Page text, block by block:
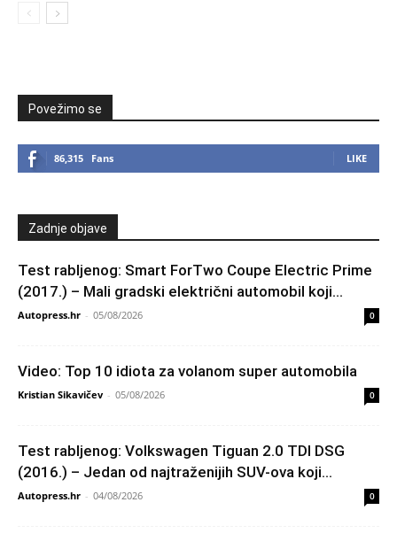
Povežimo se
86,315 Fans LIKE
Zadnje objave
Test rabljenog: Smart ForTwo Coupe Electric Prime
(2017.) – Mali gradski električni automobil koji...
Autopress.hr - 05/08/2026 0
Video: Top 10 idiota za volanom super automobila
Kristian Sikavičev - 05/08/2026 0
Test rabljenog: Volkswagen Tiguan 2.0 TDI DSG
(2016.) – Jedan od najtraženijih SUV-ova koji...
Autopress.hr - 04/08/2026 0